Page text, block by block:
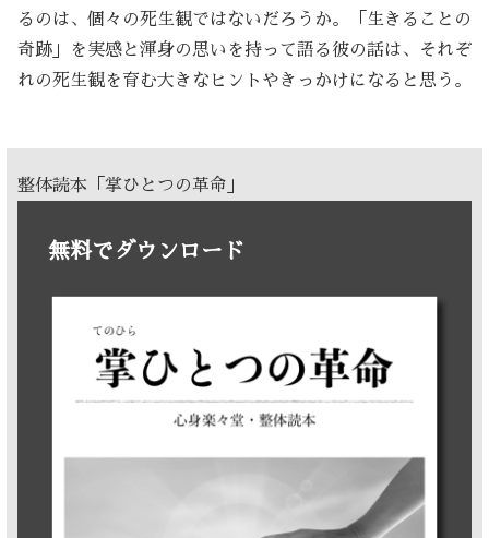
るのは、個々の死生観ではないだろうか。「生きることの
奇跡」を実感と渾身の思いを持って語る彼の話は、それぞ
れの死生観を育む大きなヒントやきっかけになると思う。
整体読本「掌ひとつの革命」
無料でダウンロード